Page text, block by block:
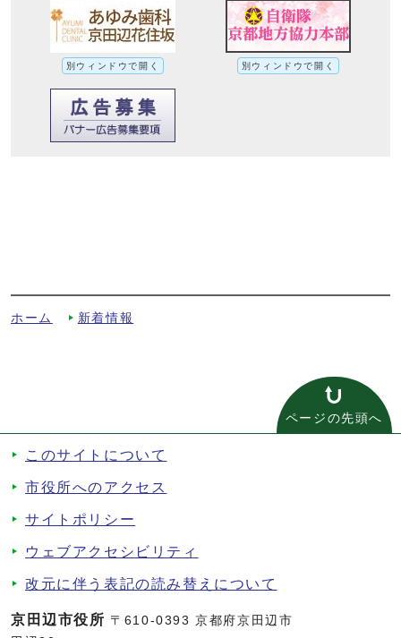
別ウィンドウで開く 別ウィンドウで開く
ホーム 新着情報
ページの先頭へ
このサイトについて
市役所へのアクセス
サイトポリシー
ウェブアクセシビリティ
改元に伴う表記の読み替えについて
京田辺市役所 〒610-0393 京都府京田辺市